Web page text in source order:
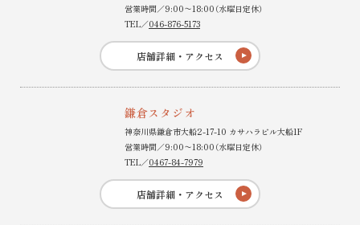
営業時間／9:00〜18:00（水曜日定休）
TEL／046-876-5173
店舗詳細・アクセス
鎌倉スタジオ
神奈川県鎌倉市大船2-17-10 カサハラビル大船1F
営業時間／9:00〜18:00（水曜日定休）
TEL／0467-84-7979
店舗詳細・アクセス